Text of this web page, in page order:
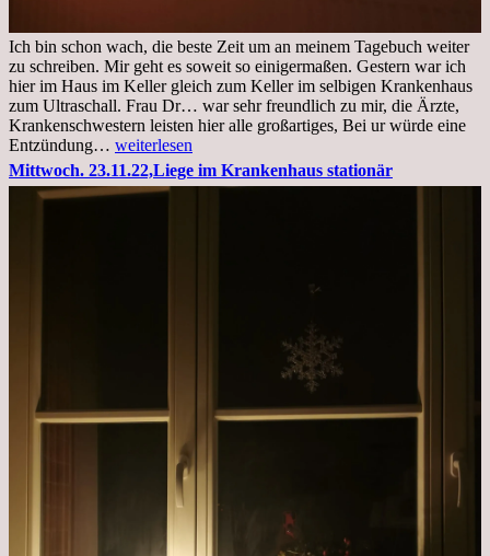
Ich bin schon wach, die beste Zeit um an meinem Tagebuch weiter
zu schreiben. Mir geht es soweit so einigermaßen. Gestern war ich
hier im Haus im Keller gleich zum Keller im selbigen Krankenhaus
zum Ultraschall. Frau Dr… war sehr freundlich zu mir, die Ärzte,
Krankenschwestern leisten hier alle großartiges, Bei ur würde eine
Entzündung… Freitag,
25.11.2022
Kleines
weiterlesen
Mittwoch. 23.11.22,Liege im Krankenhaus stationär